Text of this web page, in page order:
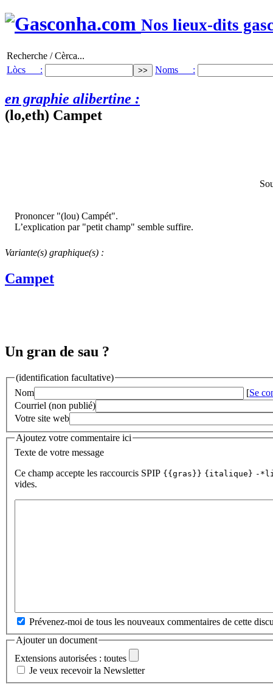
Nos lieux-dits
Recherche / Cèrca...
Lòcs :
Noms :
en graphie alibertine :
(lo,eth) Campet
Prononcer "(lou) Campét".
L’explication par "petit champ" semble suffire.
Variante(s) graphique(s) :
Campet
Un gran de sau ?
(identification facultative)
Nom
[Se
Courriel (non publié)
Votre site web
Ajoutez votre commentaire ici
Texte de votre message
Ce champ accepte les raccourcis SPIP {{gras}} {italique} -
vides.
Prévenez-moi de tous les nouveaux commentaires de cette
Ajouter un document
Extensions autorisées : toutes
Je veux recevoir la Newsletter